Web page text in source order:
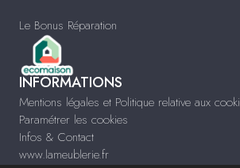
Le Bonus Réparation
INFORMATIONS
Mentions légales et Politique relative aux
Paramétrer les cookies
Infos & Contact
www.lameublerie.fr